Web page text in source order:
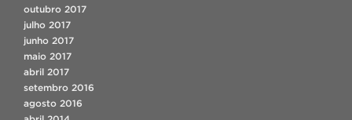
outubro 2017
julho 2017
junho 2017
maio 2017
abril 2017
setembro 2016
agosto 2016